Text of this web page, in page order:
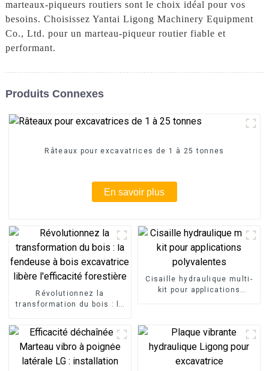
marteaux-piqueurs routiers sont le choix idéal pour vos
besoins. Choisissez Yantai Ligong Machinery Equipment
Co., Ltd. pour un marteau-piqueur routier fiable et
performant.
Produits Connexes
Râteaux pour excavatrices de 1 à 25 tonnes
En savoir plus
Révolutionnez la
transformation du bois : la
l'efficacité forestière
Cisaille hydraulique multi-
kit pour applications